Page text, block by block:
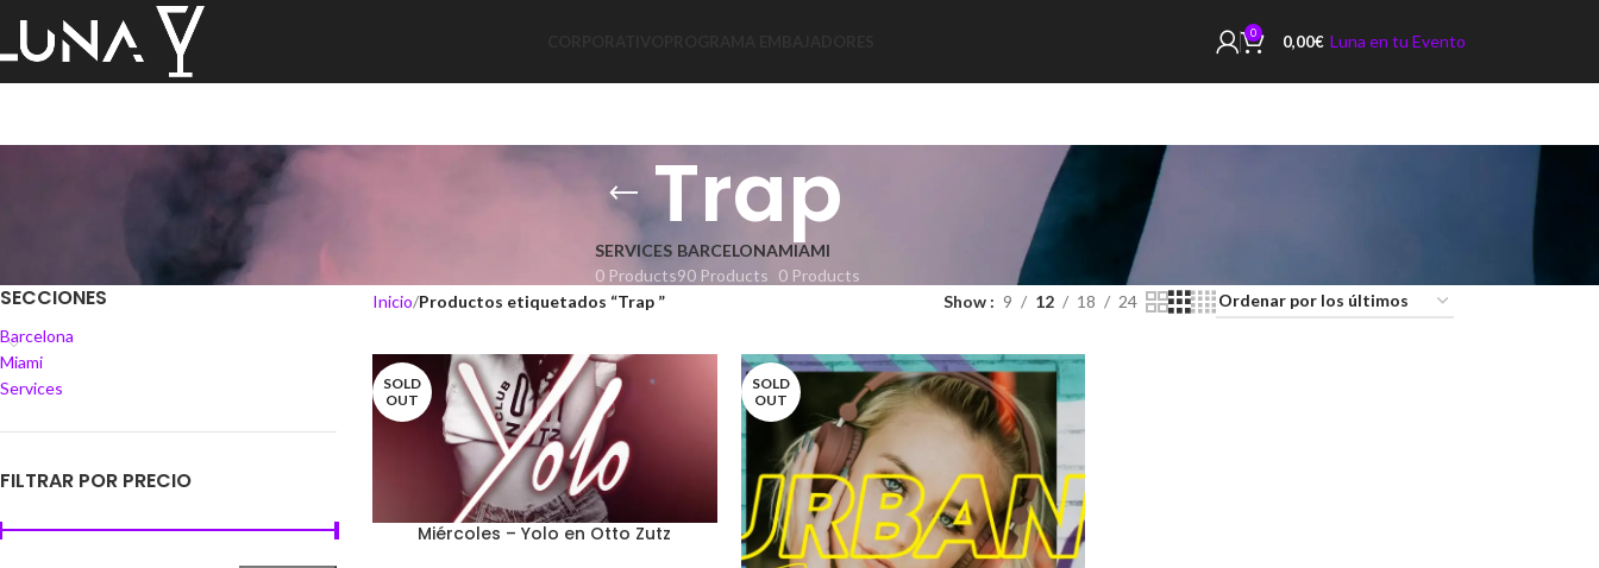
0 0,00€ Luna en tu Evento
Trap
SERVICES
0 Products
BARCELONA
90 Products
MIAMI
0 Products
SECCIONES
Barcelona
Miami
Services
FILTRAR POR PRECIO
Inicio Productos etiquetados “Trap ” Show 9 12 18 24
SOLD
OUT
Miércoles – Yolo en Otto Zutz
SOLD
OUT